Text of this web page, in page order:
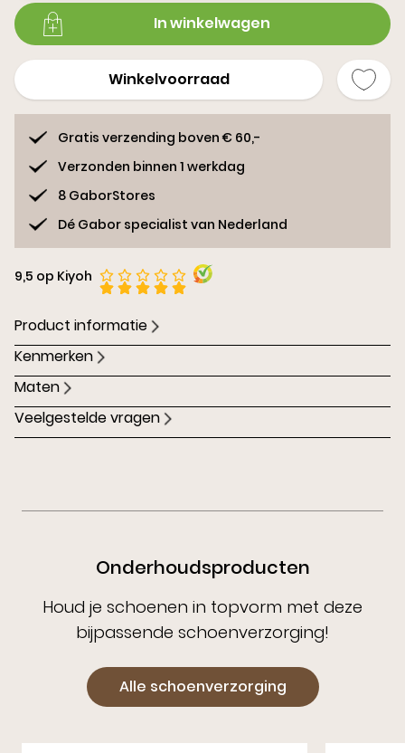
In winkelwagen
Winkelvoorraad
Gratis verzending boven € 60,-
Verzonden binnen 1 werkdag
8 GaborStores
Dé Gabor specialist van Nederland
9,5 op Kiyoh
Product informatie
Kenmerken
Maten
Veelgestelde vragen
Onderhoudsproducten
Houd je schoenen in topvorm met deze
bijpassende schoenverzorging!
Alle schoenverzorging